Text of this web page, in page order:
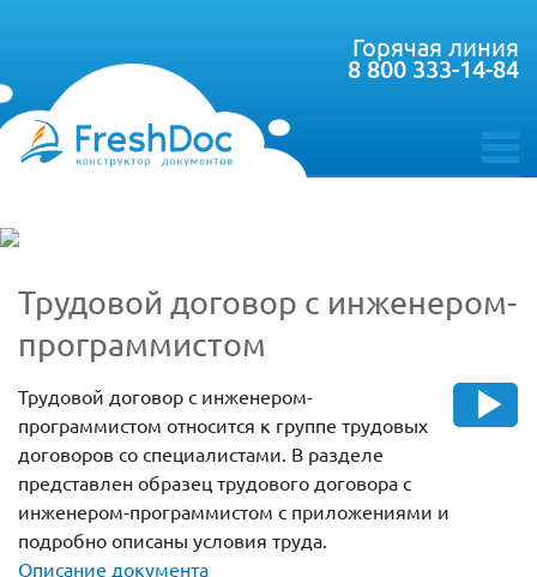
toggle
Горячая линия
8 800 333-14-84
Трудовой договор с инженером-
программистом
Трудовой договор с инженером-
программистом относится к группе трудовых
договоров со специалистами. В разделе
представлен образец трудового договора с
инженером-программистом с приложениями и
подробно описаны условия труда.
Описание документа